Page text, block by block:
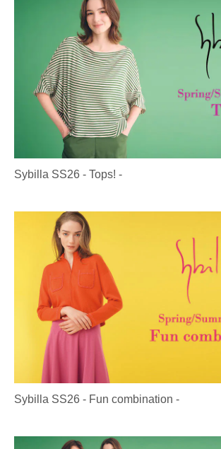
Sybilla SS26 - Tops! -
Sybilla SS26 - Fun combination -